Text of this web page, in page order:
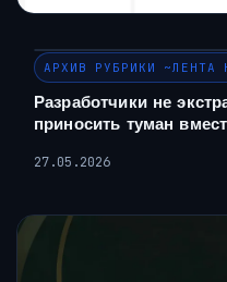
АРХИВ РУБРИКИ ~ЛЕНТА
Разработчики не
приносить туман
27.05.2026